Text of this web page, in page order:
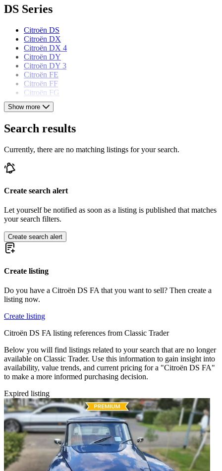
DS Series
Citroën DS
Citroën DX
Citroën DX 4
Citroën DY
Citroën DY 3
Citroën FE
Citroën FF
Citroën FG
Citroën models
Citroën 2 CV
Citroën AX
Citroën ID
Citroën SM
Citroën Traction Avant
Citroën Typ C
Citroën Type H
Show more
Search results
Currently, there are no matching listings for your search.
Create search alert
Let yourself be notified as soon as a listing is published that matches
your search filters.
Create search alert
Create listing
Do you have a Citroën DS FA that you want to sell? Then create a
listing now.
Create listing
Citroën DS FA listing references from Classic Trader
Below you will find listings related to your search that are no longer
available on Classic Trader. Use this information to gain insight into
availability, value trends, and current pricing for a "Citroën DS FA"
to make a more informed purchasing decision.
Expired listing